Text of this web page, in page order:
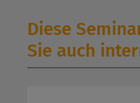
Diese
Sie auch